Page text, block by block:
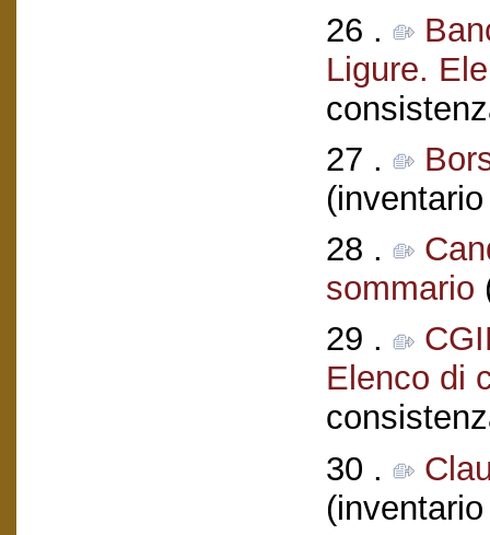
26 .
Ligure.
27 .
28 .
sommario
29 .
Elenco di
30 .